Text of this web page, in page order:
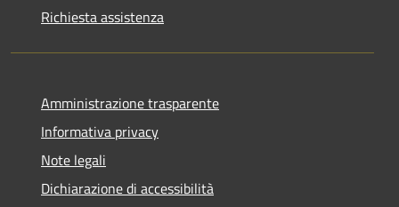
Richiesta assistenza
Amministrazione trasparente
Informativa privacy
Note legali
Dichiarazione di accessibilità